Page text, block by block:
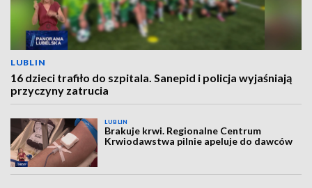
LUBLIN
16 dzieci trafiło do szpitala. Sanepid i policja wyjaśniają
przyczyny zatrucia
LUBLIN
Brakuje krwi. Regionalne Centrum
Krwiodawstwa pilnie apeluje do dawców